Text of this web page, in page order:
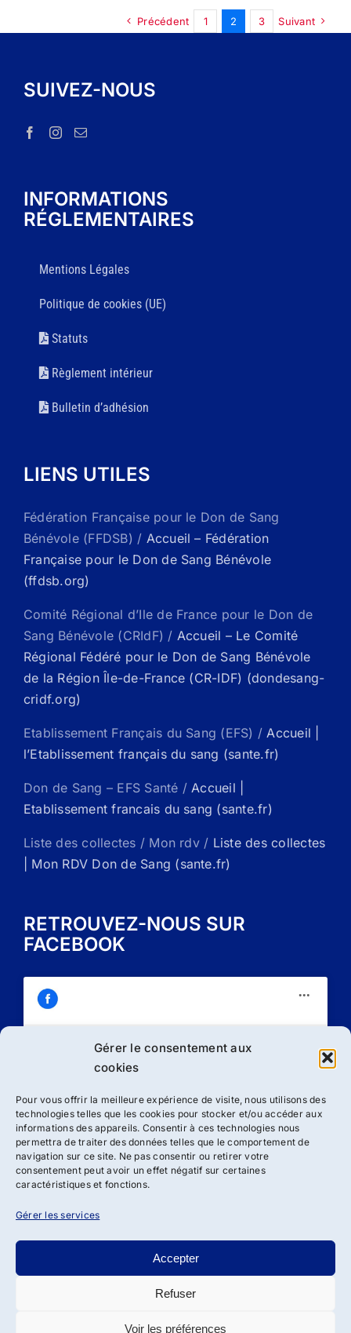
Gérer le consentement aux
cookies
Pour vous offrir la meilleure expérience de visite, nous utilisons des
technologies telles que les cookies pour stocker et/ou accéder aux
informations des appareils. Consentir à ces technologies nous
permettra de traiter des données telles que le comportement de
navigation sur ce site. Ne pas consentir ou retirer votre
consentement peut avoir un effet négatif sur certaines
caractéristiques et fonctions.
Gérer les services
Accepter
Refuser
Voir les préférences
Précédent 1 2 3 Suivant
SUIVEZ-NOUS
INFORMATIONS
RÉGLEMENTAIRES
Mentions Légales
Politique de cookies (UE)
Statuts
Règlement intérieur
Bulletin d’adhésion
LIENS UTILES
Fédération Française pour le Don de Sang
Bénévole (FFDSB) / Accueil – Fédération
Française pour le Don de Sang Bénévole
(ffdsb.org)
Comité Régional d’Ile de France pour le Don de
Sang Bénévole (CRIdF) / Accueil – Le Comité
Régional Fédéré pour le Don de Sang Bénévole
de la Région Île-de-France (CR-IDF) (dondesang-
cridf.org)
Etablissement Français du Sang (EFS) /Accueil |
l’Etablissement français du sang (sante.fr)
Don de Sang – EFS Santé /Accueil |
Etablissement francais du sang (sante.fr)
Liste des collectes / Mon rdv / Liste des collectes
| Mon RDV Don de Sang (sante.fr)
RETROUVEZ-NOUS SUR
FACEBOOK
Cliquez sur « J’accepte » pour activer
J’accepte
| Tous droits réservés